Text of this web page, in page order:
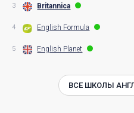
3 Britannica
4 English Formula
5 English Planet
ВСЕ ШКОЛЫ